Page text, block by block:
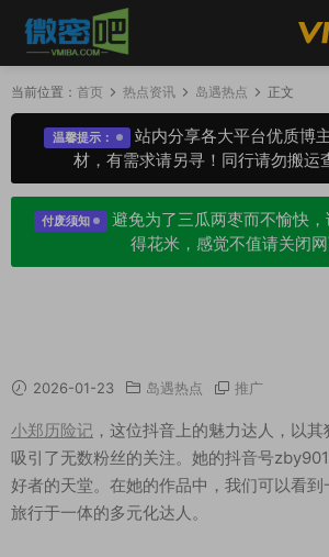
当前位置： 首页 热点资讯 岛遇热点 正文
温馨提示：
站内分享各大平台优质博
材，有需求请另寻！同行请勿搬运
付废须知
避免为了三瓜两枣而不愉快
得花米，感觉不值请关闭网
2026-01-23 岛遇热点 推广
小郑历险记 ，这位抖音上的魅力达人，以
吸引了无数粉丝的关注。她的抖音号
好者的天堂。在她的作品中，我们可以看
旅行于一体的多元化达人。